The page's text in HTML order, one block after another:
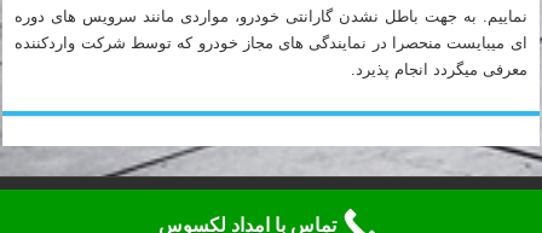
نماییم. به جهت باطل نشدن گارانتی خودرو، مواردی مانند سرویس های دوره
ای میبایست منحصرا در نمایندگی های مجاز خودرو که توسط شرکت واردکننده
معرفی میگردد انجام پذیرد.
تلفن شبانه روزی امداد خودرو فارما لکسوس: 88919536-021
تماس با امداد لکسوس